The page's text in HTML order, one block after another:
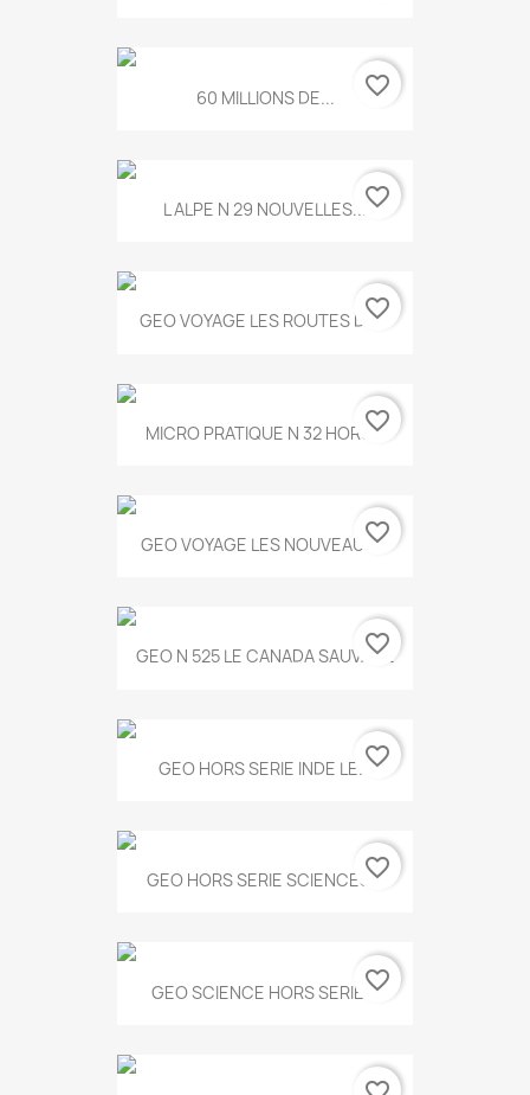
60 MILLIONS DE... favorite_border
L ALPE N 29 NOUVELLES...favorite_border
GEO VOYAGE LES ROUTES DE...
favorite_border
MICRO PRATIQUE N 32 HORS...
favorite_border
GEO VOYAGE LES NOUVEAUX...
favorite_border
GEO N 525 LE CANADA SAUVAGE
favorite_border
GEO HORS SERIE INDE LE...favorite_border
GEO HORS SERIE SCIENCES...
favorite_border
GEO SCIENCE HORS SERIE...favorite_border